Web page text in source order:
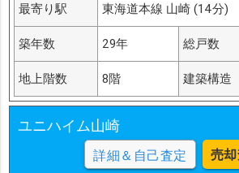
最寄り駅 東海道本線 山崎 (14分)
築年数 29年 総戸数
地上階数 8階 建築構造
ユニハイム山崎
詳細＆自己査定 売